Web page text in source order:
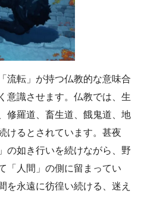
流転」が持つ仏教的な意味合
意識させます。仏教では、生
修羅道、畜生道、餓鬼道、地
けるとされています。甚夜
の如き行いを続けながら、野
「人間」の側に留まってい
を永遠に彷徨い続ける、迷え